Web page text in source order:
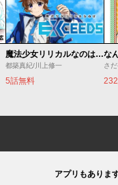
魔法少女リリカルなのは EXCEEDS
都築真紀/川上修一
5話無料
な
さ
アプリもありま